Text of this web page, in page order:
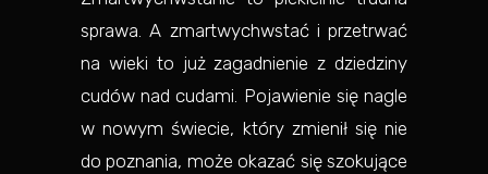
sprawa. A zmartwychwstać i przetrwać
na wieki to już zagadnienie z dziedziny
cudów nad cudami. Pojawienie się nagle
w nowym świecie, który zmienił się nie
do poznania, może okazać się szokujące